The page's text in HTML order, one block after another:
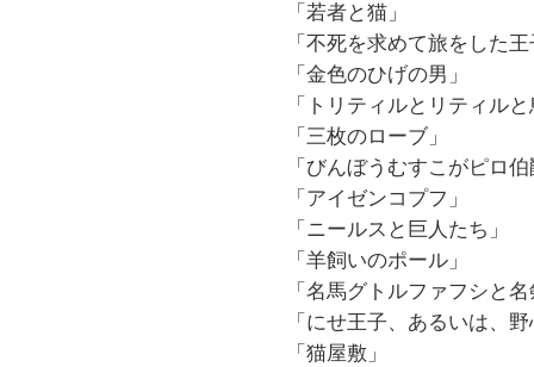
「若者と猫」
「不死を求めて旅をした
「金色のひげの男」
「トリティルとリティル
「三枚のローブ」
「びんぼうむすこがピロ
「アイゼンコプフ」
「ニールスと巨人たち」
「羊飼いのポール」
「名馬グトルファフシと
「にせ王子、あるいは、
「猫屋敷」